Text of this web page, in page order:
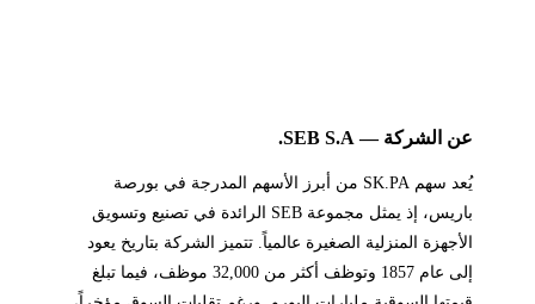
عن الشركة — SEB S.A.
يُعد سهم SK.PA من أبرز الأسهم المدرجة في بورصة
باريس، إذ يمثل مجموعة SEB الرائدة في تصنيع وتسويق
الأجهزة المنزلية الصغيرة عالمياً. تتميز الشركة بتاريخ يعود
إلى عام 1857 وتوظف أكثر من 32,000 موظف، فيما تبلغ